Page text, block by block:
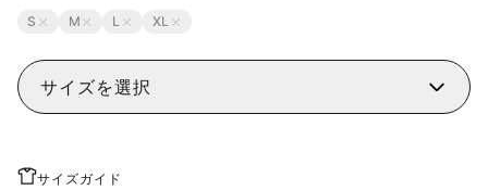
S M L XL
サイズを選択
サイズガイド